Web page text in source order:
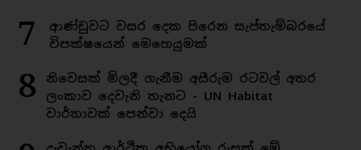
7
ආණ්ඩුවට වසර දෙක පිරෙන සැප්තැම්බරයේ
විපක්ෂයෙන් මෙහෙයුමක්
8
නිවෙසක් මිලදී ගැනීම අසීරුම රටවල් අතර
ලංකාව දෙවැනි තැනට - UN Habitat
වාර්තාවක් පෙන්වා දෙයි